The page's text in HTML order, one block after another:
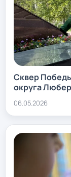
Сквер
округа
06.05.2026